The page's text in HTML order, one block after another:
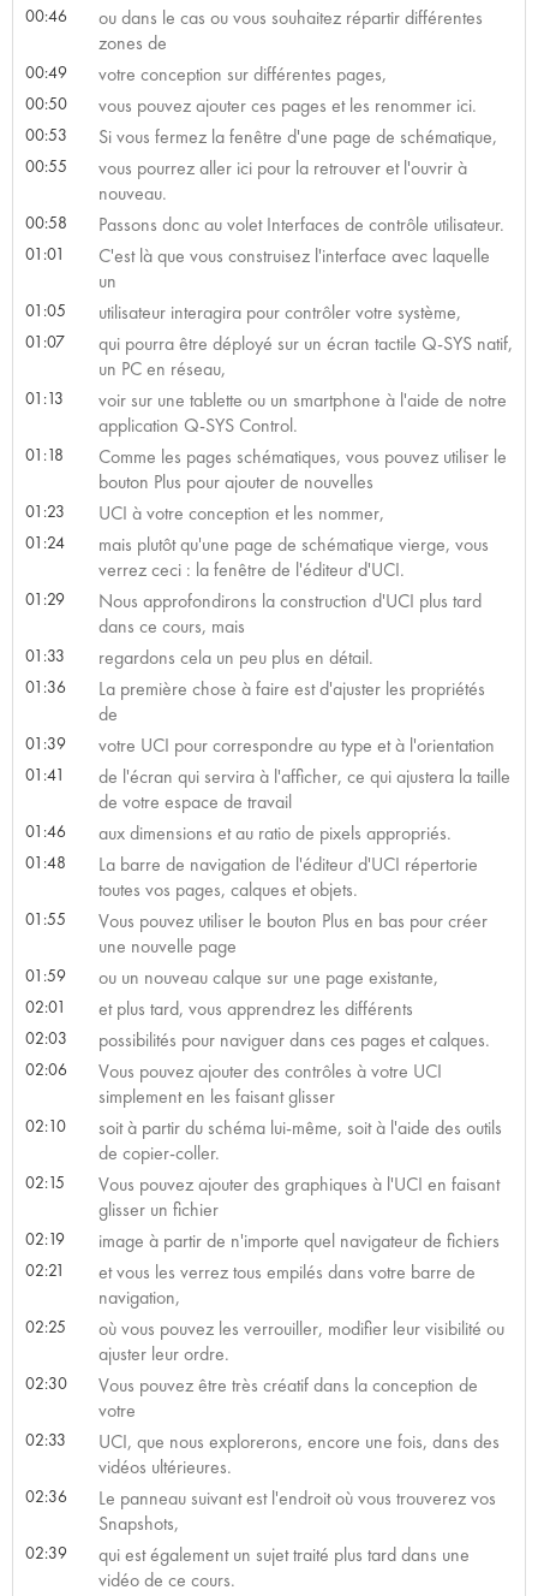
00:46
ou dans le cas ou vous souhaitez répartir différentes
zones de
00:49 votre conception sur différentes pages,
00:50 vous pouvez ajouter ces pages et les renommer ici.
00:53 Si vous fermez la fenêtre d'une page de schématique,
00:55
vous pourrez aller ici pour la retrouver et l'ouvrir à
nouveau.
00:58 Passons donc au volet Interfaces de contrôle utilisateur.
01:01
C'est là que vous construisez l'interface avec laquelle
un
01:05 utilisateur interagira pour contrôler votre système,
01:07
qui pourra être déployé sur un écran tactile Q-SYS natif,
un PC en réseau,
01:13
voir sur une tablette ou un smartphone à l'aide de notre
application Q-SYS Control.
01:18
Comme les pages schématiques, vous pouvez utiliser le
bouton Plus pour ajouter de nouvelles
01:23 UCI à votre conception et les nommer,
01:24
mais plutôt qu'une page de schématique vierge, vous
verrez ceci : la fenêtre de l'éditeur d'UCI.
01:29
Nous approfondirons la construction d'UCI plus tard
dans ce cours, mais
01:33 regardons cela un peu plus en détail.
01:36
La première chose à faire est d'ajuster les propriétés
de
01:39 votre UCI pour correspondre au type et à l'orientation
01:41
de l'écran qui servira à l'afficher, ce qui ajustera la taille
de votre espace de travail
01:46 aux dimensions et au ratio de pixels appropriés.
01:48
La barre de navigation de l'éditeur d'UCI répertorie
toutes vos pages, calques et objets.
01:55
Vous pouvez utiliser le bouton Plus en bas pour créer
une nouvelle page
01:59 ou un nouveau calque sur une page existante,
02:01 et plus tard, vous apprendrez les différents
02:03 possibilités pour naviguer dans ces pages et calques.
02:06
Vous pouvez ajouter des contrôles à votre UCI
simplement en les faisant glisser
02:10
soit à partir du schéma lui-même, soit à l'aide des outils
de copier-coller.
02:15
Vous pouvez ajouter des graphiques à l'UCI en faisant
glisser un fichier
02:19 image à partir de n'importe quel navigateur de fichiers
02:21
et vous les verrez tous empilés dans votre barre de
navigation,
02:25
où vous pouvez les verrouiller, modifier leur visibilité ou
ajuster leur ordre.
02:30
Vous pouvez être très créatif dans la conception de
votre
02:33
UCI, que nous explorerons, encore une fois, dans des
vidéos ultérieures.
02:36
Le panneau suivant est l'endroit où vous trouverez vos
Snapshots,
02:39
qui est également un sujet traité plus tard dans une
vidéo de ce cours.